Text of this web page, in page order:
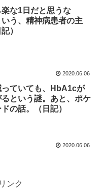
楽な1日だと思うな
う、精神病患者の主
）
2020.06.06
っていても、HbA1cが
という謎。あと、ポケ
の話。（日記）
2020.06.06
ンク